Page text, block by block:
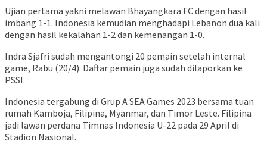
Ujian pertama yakni melawan Bhayangkara FC dengan hasil
imbang 1-1. Indonesia kemudian menghadapi Lebanon dua kali
dengan hasil kekalahan 1-2 dan kemenangan 1-0.
Indra Sjafri sudah mengantongi 20 pemain setelah internal
game, Rabu (20/4). Daftar pemain juga sudah dilaporkan ke
PSSI.
Indonesia tergabung di Grup A SEA Games 2023 bersama tuan
rumah Kamboja, Filipina, Myanmar, dan Timor Leste. Filipina
jadi lawan perdana Timnas Indonesia U-22 pada 29 April di
Stadion Nasional.